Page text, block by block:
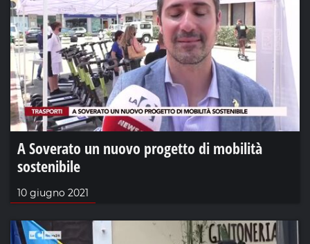
A Soverato un nuovo progetto di mobilità
sostenibile
10 giugno 2021